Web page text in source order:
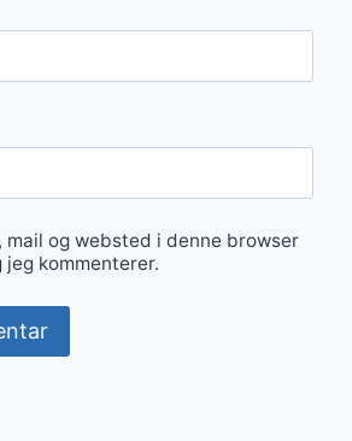
mail og websted i denne browser
kommenterer.